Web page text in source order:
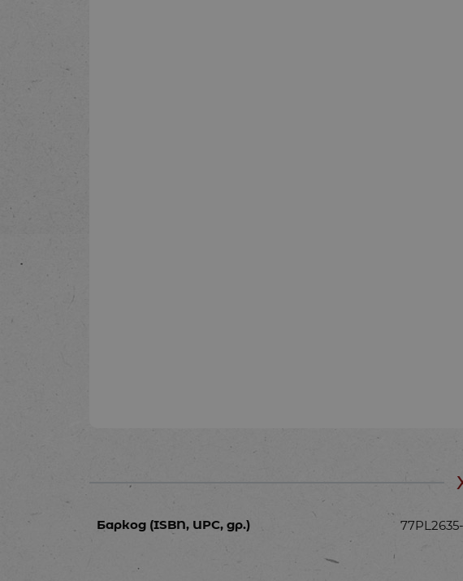
Баркод (ISBN, UPC, др.) 77PL2635-